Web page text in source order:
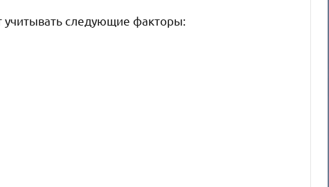
учитывать следующие факторы: